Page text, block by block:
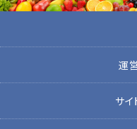
運
サ